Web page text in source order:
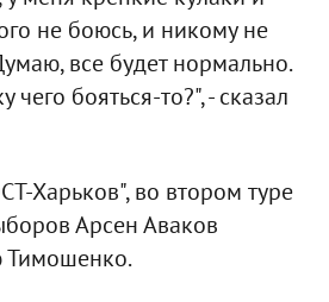
не боюсь, и никому не
все будет нормально.
чего бояться-то?", - сказал
Харьков", во втором туре
Арсен Аваков